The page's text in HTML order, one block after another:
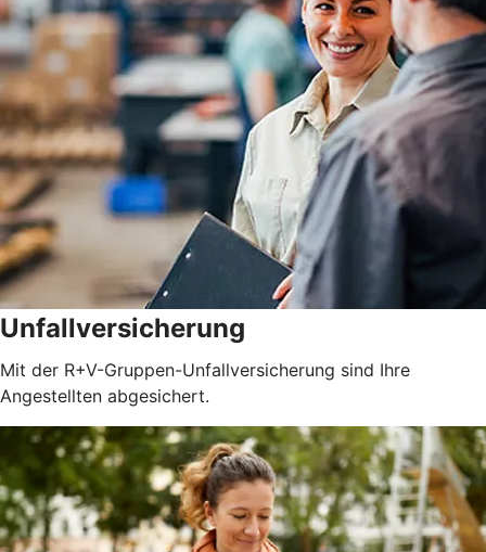
Unfallversicherung
Mit der R+V-Gruppen-Unfallversicherung sind Ihre
Angestellten abgesichert.